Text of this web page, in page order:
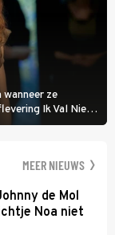
ze
Ik Val Niet,
geven, zelfs als ze
MEER NIEUWS
de Mol
Noa niet